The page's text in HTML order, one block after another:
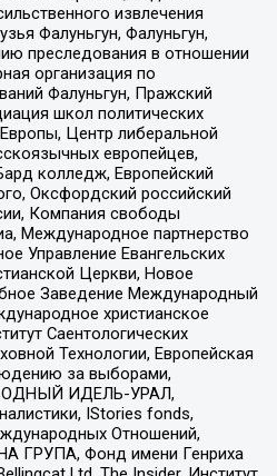
извлечения
Фалуньгун, Фалуньгун,
преследования в отношении
организация по
Фалуньгун, Пражский
школ политических
Центр либеральной
европейцев,
колледж, Европейский
Оксфордский российский
Компания свободы
Международное партнерство
Управление Евангельских
Церкви, Новое
Заведение Международный
христианское
Саентологических
Технологии, Европейская
за выборами,
ИДЕЛЬ-УРАЛ,
IStories fonds,
Отношений,
ГРУПА, Фонд имени Генриха